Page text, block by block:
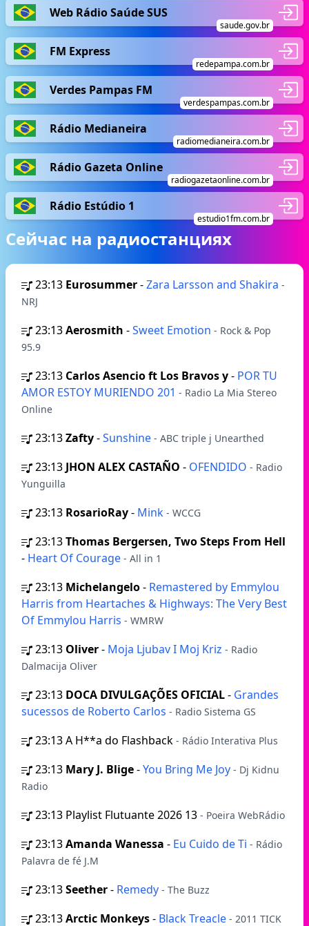
Web Rádio Saúde SUS
saude.gov.br
FM Express
redepampa.com.br
Verdes Pampas FM
verdespampas.com.br
Rádio Medianeira
radiomedianeira.com.br
Rádio Gazeta Online
radiogazetaonline.com.br
Rádio Estúdio 1
estudio1fm.com.br
Сейчас на радиостанциях
23:13 Eurosummer-Zara Larsson and Shakira -
NRJ
23:13Aerosmith -Sweet Emotion - Rock & Pop
95.9
23:13 Carlos Asencio ft Los Bravos y- POR TU
AMOR ESTOY MURIENDO 201 - Radio La Mia Stereo
Online
23:13Zafty-Sunshine - ABC triple j Unearthed
23:13 JHON ALEX CASTAÑO - OFENDIDO - Radio
Yunguilla
23:13 RosarioRay- Mink - WCCG
23:13Thomas Bergersen, Two Steps From Hell
- Heart Of Courage - All in 1
23:13 Michelangelo- Remastered by Emmylou
Harris from Heartaches & Highways: The Very Best
Of Emmylou Harris - WMRW
23:13 Oliver- Moja Ljubav I Moj Kriz - Radio
Dalmacija Oliver
23:13 DOCA DIVULGAÇÕES OFICIAL- Grandes
sucessos de Roberto Carlos - Radio Sistema GS
23:13A H**a do Flashback - Rádio Interativa Plus
23:13 Mary J. Blige-You Bring Me Joy - Dj Kidnu
Radio
23:13 Playlist Flutuante 2026 13 - Poeira WebRádio
23:13Amanda Wanessa - Eu Cuido de Ti - Rádio
Palavra de fé J.M
23:13Seether- Remedy - The Buzz
23:13Arctic Monkeys- Black Treacle - 2011 TICK